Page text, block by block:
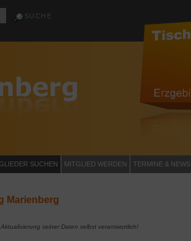
SUCHEN MITGLIED WERDEN TERMINE & NEWS
Marienberg
seiner Daten selbst verantwortlich!